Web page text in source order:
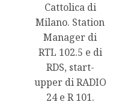
Cattolica di
Milano. Station
Manager di
RTL 102.5 e di
RDS, start-
upper di RADIO
24 e R 101.